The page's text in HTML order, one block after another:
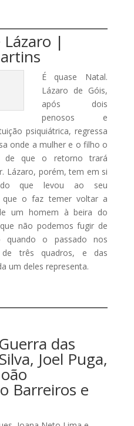
Lázaro |
É quase Natal.
Lázaro de Góis,
após dois
penosos e
psiquiátrica, regressa
onde a mulher e o filho o
de que o retorno trará
Lázaro, porém, tem em si
que levou ao seu
que o faz temer voltar a
um homem à beira do
não podemos fugir de
quando o passado nos
três quadros, e das
um deles representa.
das
Joel Puga,
Barreiros e